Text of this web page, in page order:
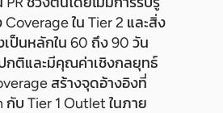
Coverage ใน Tier 2 และสิ่ง
ป็นหลักใน 60 ถึง 90 วัน
กติและมีคุณค่าเชิงกลยุทธ์
สร้างจุดอ้างอิงที่
กับ Tier 1 Outlet ในภาย